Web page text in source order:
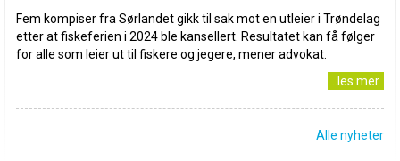
Fem kompiser fra Sørlandet gikk til sak mot en utleier i Trøndelag
etter at fiskeferien i 2024 ble kansellert. Resultatet kan få følger
for alle som leier ut til fiskere og jegere, mener advokat.
..les mer
Alle nyheter